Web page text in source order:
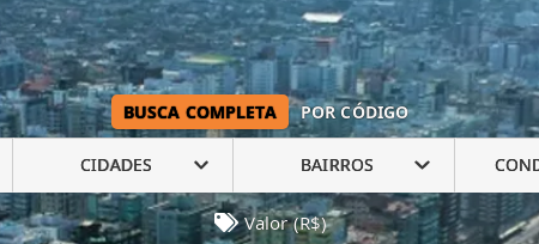
BUSCA COMPLETA POR CÓDIGO
CIDADES BAIRROS
Valor (R$)